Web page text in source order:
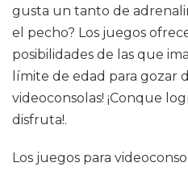
gusta un tanto de
el pecho? Los juegos
posibilidades de las que
límite de edad para gozar
videoconsolas! ¡Conque
disfruta!.
Los juegos para